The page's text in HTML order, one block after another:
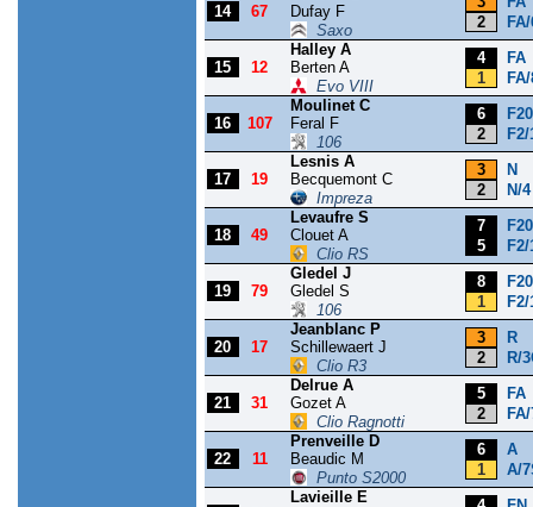
14 67
Dufay F
Saxo
2
15 12
Halley A
Berten A
Evo VIII
4
FA
1
16 107
Moulinet C
Feral F
106
6
2
F2/
17 19
Lesnis A
Becquemont C
Impreza
3
N
2
N/4
18 49
Levaufre S
Clouet A
Clio RS
7
5
F2/
19 79
Gledel J
Gledel S
106
8
1
F2/
20 17
Jeanblanc P
Schillewaert J
Clio R3
3
R
2
R/
21 31
Delrue A
Gozet A
Clio Ragnotti
5
FA
2
22 11
Prenveille D
Beaudic M
Punto S2000
6
A
1
A/
Lavieille E